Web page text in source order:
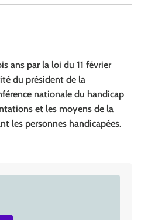
ans par la loi du 11 février
du président de la
nationale du handicap
et les moyens de la
les personnes handicapées.